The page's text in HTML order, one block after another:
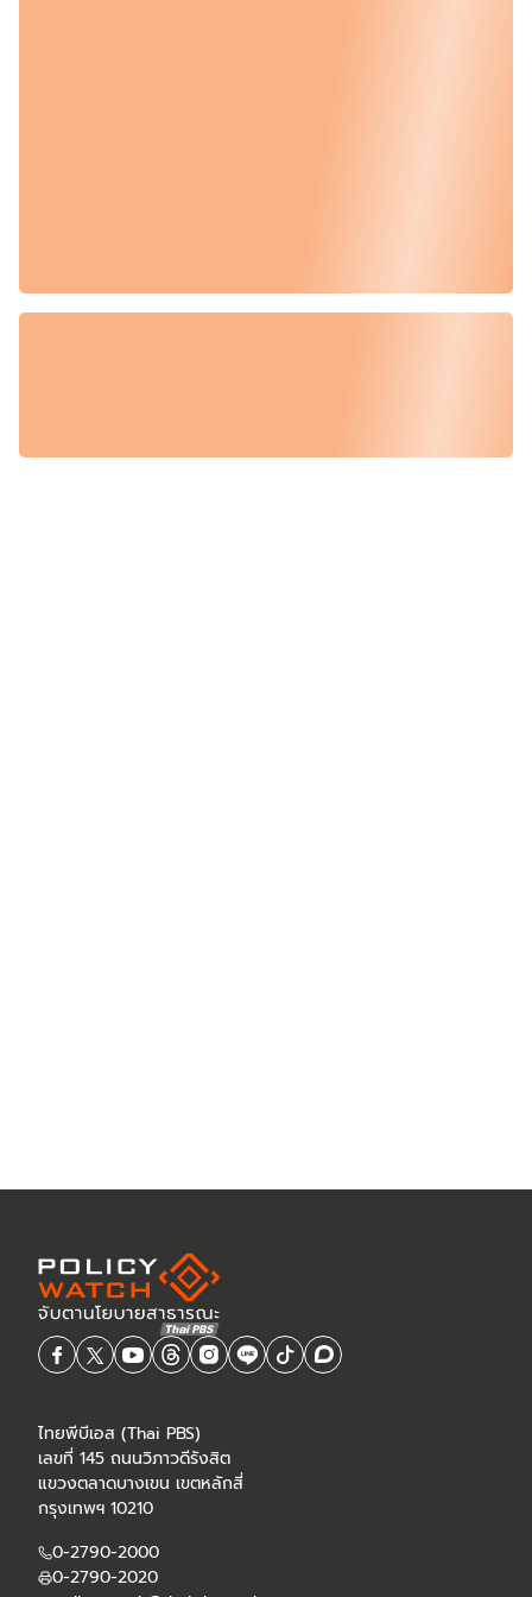
ไทยพีบีเอส (Thai PBS)
เลขที่ 145 ถนนวิภาวดีรังสิต
แขวงตลาดบางเขน เขตหลักสี่
กรุงเทพฯ 10210
0-2790-2000
0-2790-2020